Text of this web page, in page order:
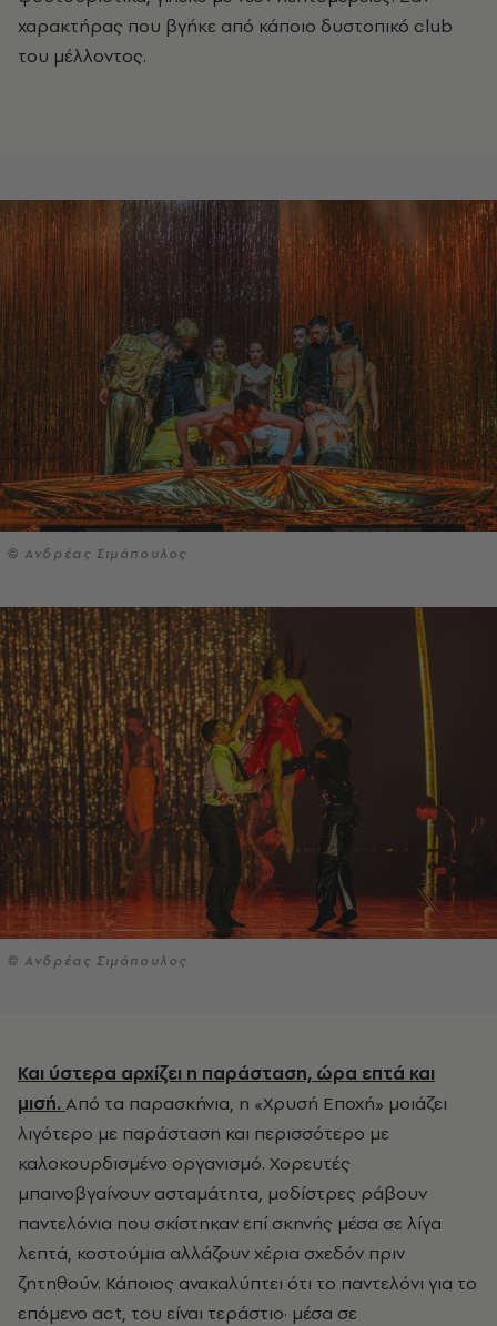
χαρακτήρας που βγήκε από κάποιο δυστοπικό club
του μέλλοντος.
© Ανδρέας Σιμόπουλος
© Ανδρέας Σιμόπουλος
Και ύστερα αρχίζει η παράσταση, ώρα επτά και
μισή. Από τα παρασκήνια, η «Χρυσή Εποχή» μοιάζει
λιγότερο με παράσταση και περισσότερο με
καλοκουρδισμένο οργανισμό. Χορευτές
μπαινοβγαίνουν ασταμάτητα, μοδίστρες ράβουν
παντελόνια που σκίστηκαν επί σκηνής μέσα σε λίγα
λεπτά, κοστούμια αλλάζουν χέρια σχεδόν πριν
ζητηθούν. Κάποιος ανακαλύπτει ότι το παντελόνι για το
επόμενο act, του είναι τεράστιο· μέσα σε